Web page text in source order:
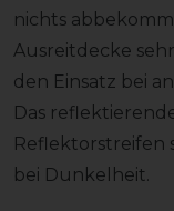
nichts
Ausreitdecke
den Einsatz bei
Das
Reflektorstreifen
bei Dunkelheit.